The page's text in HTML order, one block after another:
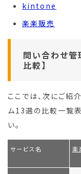
kintone
楽楽販売
問い合わせ管
比較】
ここでは、次にご紹
ム13選の比較一覧
い。
サービス名 楽